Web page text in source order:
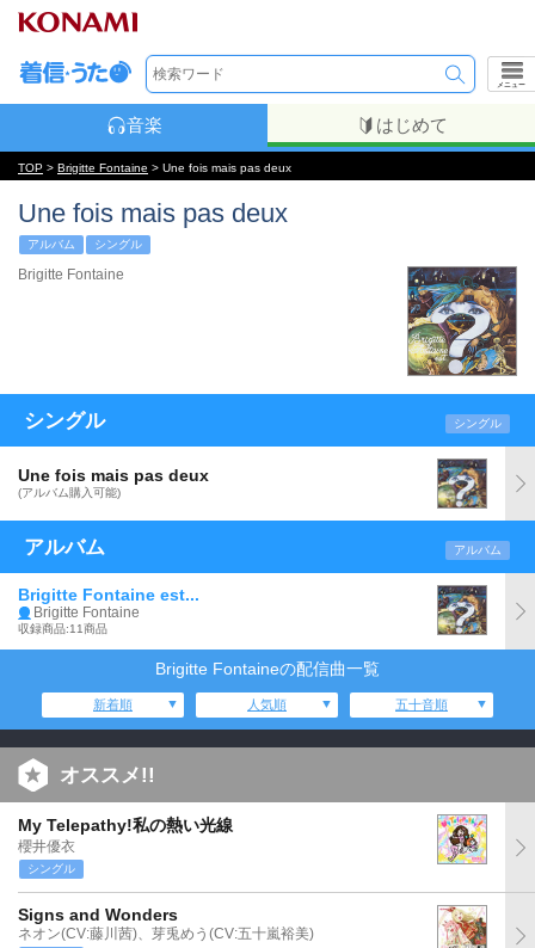
メニュー
音楽 はじめて
TOP > Brigitte Fontaine > Une fois mais pas deux
Une fois mais pas deux
アルバム シングル
Brigitte Fontaine
シングル シングル
Une fois mais pas deux
(アルバム購入可能)
アルバム アルバム
Brigitte Fontaine est...
Brigitte Fontaine
収録商品:11商品
Brigitte Fontaineの配信曲一覧
新着順 人気順 五十音順
オススメ!!
My Telepathy!私の熱い光線
櫻井優衣
シングル
Signs and Wonders
ネオン(CV:藤川茜)、芽兎めう(CV:五十嵐裕美)